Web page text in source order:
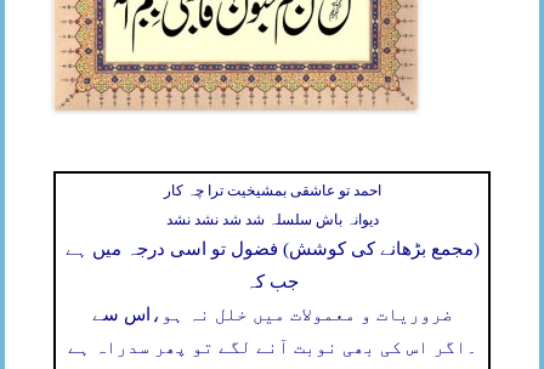
احمد تو عاشقی بمشیخیت ترا چہ کار
دیوانہ باش سلسلہ شد شد نشد نشد
(مجمع بڑھانے کی کوشش) فضول تو اسی درجہ میں ہے
جب کہ
اس سے ضروریات و معمولات میں خلل نہ ہو،
اگر اس کی بھی نوبت آنے لگے تو پھر سدراہ ہے